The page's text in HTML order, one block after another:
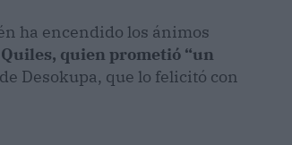
ha encendido los ánimos
quien prometió “un
Desokupa, que lo felicitó con